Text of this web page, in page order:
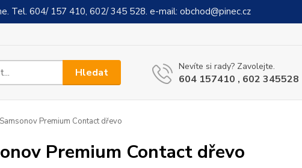
Tel. 604/ 157 410, 602/ 345 528. e-mail: obchod@pinec.cz
Hledat Nevíte si rady? Zavolejte.
604 157410 , 602 345528
Premium Contact dřevo
Premium Contact dřevo